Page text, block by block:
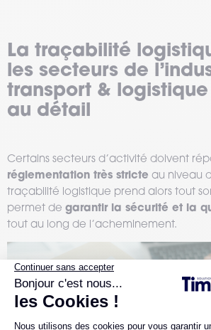
La traçabilité
les secteurs de
transport &
au détail
Certains secteurs d’activité doivent
réglementation très stricte au niveau
traçabilité logistique prend alors tout
permet de garantir la sécurité et la
tout au long de l’acheminement.